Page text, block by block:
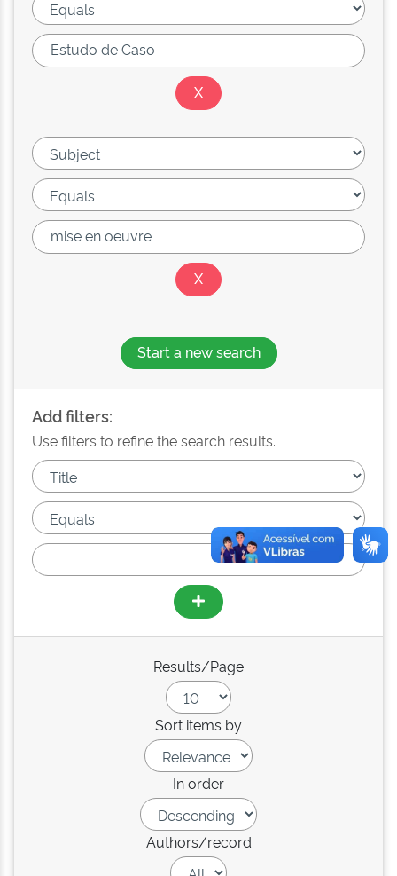
Start a new search
Add filters:
Use filters to refine the search results.
Results/Page
Sort items by
In order
Authors/record